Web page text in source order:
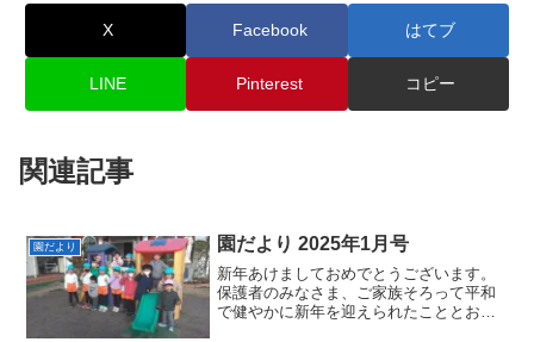
X Facebook はてブ
LINE Pinterest コピー
関連記事
園だより 園だより 2025年1月号
新年あけましておめでとうございます。
保護者のみなさま、ご家族そろって平和
で健やかに新年を迎えられたこととお喜